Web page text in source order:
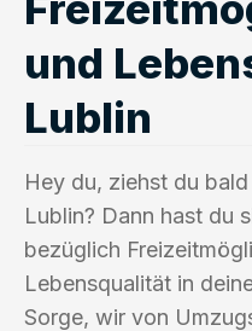
und
Lublin
Hey du, ziehst du
Lublin? Dann hast du
bezüglich
Lebensqualität in
Sorge, wir von